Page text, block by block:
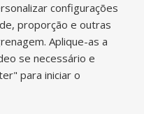
configurações
proporção e outras
Aplique-as a
se necessário e
para iniciar o